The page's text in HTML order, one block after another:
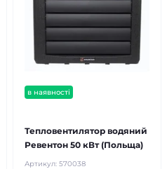
в наявності
Тепловентилятор водяний
Ревентон 50 кВт (Польща)
Артикул: 570038